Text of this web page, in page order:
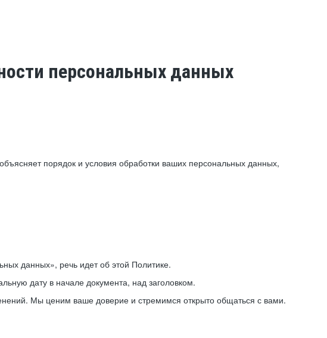
персональных данных
порядок и условия обработки ваших персональных данных,
данных», речь идет об этой Политике.
дату в начале документа, над заголовком.
Мы ценим ваше доверие и стремимся открыто общаться с вами.